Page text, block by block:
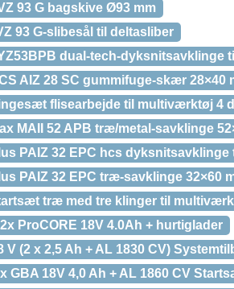
93 G bagskive Ø93 mm
93 G-slibesål til deltasliber
dual-tech-dyksnitsavklinge
AIZ 28 SC gummifuge-skær 28×40
flisearbejde til multiværktøj 4
MAII 52 APB træ/metal-savklinge
PAIZ 32 EPC hcs
PAIZ 32 EPC træ-savklinge 32×60
træ med tre klinger til
ProCORE 18V 4.0Ah + hurtiglader
(2 x 2,5 Ah + AL 1830 CV)
GBA 18V 4,0 Ah + AL 1860 CV